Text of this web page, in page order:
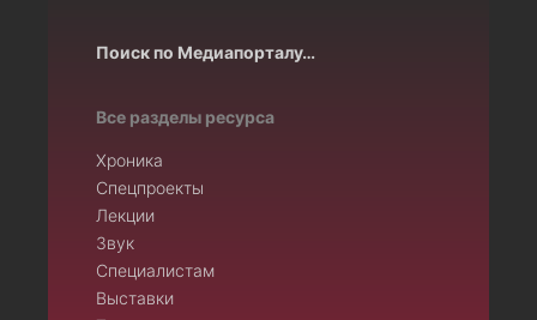
Поиск по Медиапорталу…
Все разделы ресурса
Хроника
Спецпроекты
Лекции
Звук
Специалистам
Выставки